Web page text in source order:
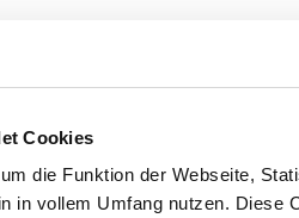
Cookies
die Funktion der Webseite,
in vollem Umfang nutzen.